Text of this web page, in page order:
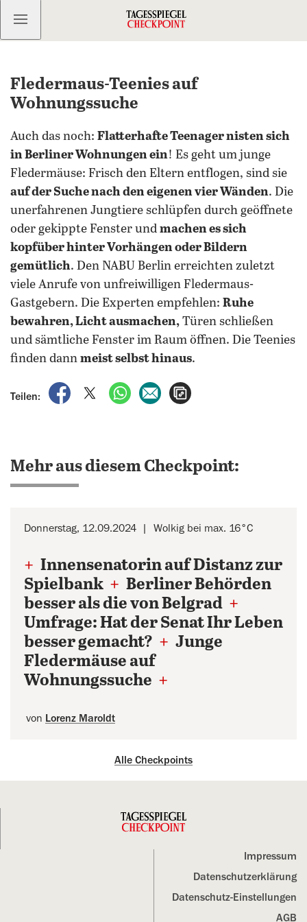
Kostenlos anmelden
Fledermaus-Teenies auf
Wohnungssuche
Auch das noch: Flatterhafte Teenager nisten sich
in Berliner Wohnungen ein! Es geht um junge
Fledermäuse: Frisch den Eltern entflogen, sind sie
auf der Suche nach den eigenen vier Wänden. Die
unerfahrenen Jungtiere schlüpfen durch geöffnete
oder gekippte Fenster und machen es sich
kopfüber hinter Vorhängen oder Bildern
gemütlich. Den NABU Berlin erreichten zuletzt
viele Anrufe von unfreiwilligen Fledermaus-
Gastgebern. Die Experten empfehlen: Ruhe
bewahren, Licht ausmachen, Türen schließen
und sämtliche Fenster im Raum öffnen. Die Teenies
finden dann meist selbst hinaus.
Teilen:
auf Facebook teilen
auf X teilenper WhatsApp teilen
per E-Mail teilen
Mehr aus diesem Checkpoint:
Donnerstag, 12.09.2024 Wolkig bei max. 16°C
+ Innensenatorin auf Distanz zur
Spielbank + Berliner Behörden
besser als die von Belgrad +
Umfrage: Hat der Senat Ihr Leben
besser gemacht? + Junge
Fledermäuse auf
Wohnungssuche +
von Lorenz Maroldt
Alle Checkpoints
Impressum
Datenschutz­erklärung
Datenschutz-Einstellungen
AGB